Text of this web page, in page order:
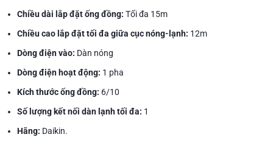
Chiều dài lắp đặt ống đồng: Tối đa 15m
Chiều cao lắp đặt tối đa giữa cục nóng-lạnh: 12m
Dòng điện vào: Dàn nóng
Dòng điện hoạt động: 1 pha
Kích thước ống đồng: 6/10
Số lượng kết nối dàn lạnh tối đa: 1
Hãng: Daikin.